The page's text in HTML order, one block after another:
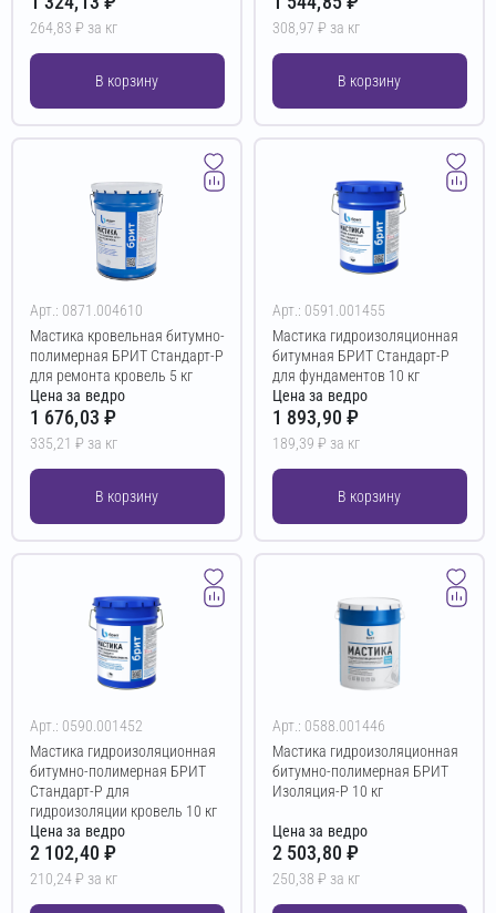
264,83 ₽ за кг
В корзину
308,97 ₽ за кг
В корзину
Арт.: 0871.004610
Мастика кровельная битумно-
полимерная БРИТ Стандарт-Р
для ремонта кровель 5 кг
Цена за ведро
1 676,03 ₽
335,21 ₽ за кг
В корзину
Арт.: 0591.001455
Мастика гидроизоляционная
битумная БРИТ Стандарт-Р
для фундаментов 10 кг
Цена за ведро
1 893,90 ₽
189,39 ₽ за кг
В корзину
Арт.: 0590.001452
Мастика гидроизоляционная
битумно-полимерная БРИТ
Стандарт-Р для
гидроизоляции кровель 10 кг
Цена за ведро
2 102,40 ₽
210,24 ₽ за кг
Арт.: 0588.001446
Мастика гидроизоляционная
битумно-полимерная БРИТ
Изоляция-Р 10 кг
Цена за ведро
2 503,80 ₽
250,38 ₽ за кг